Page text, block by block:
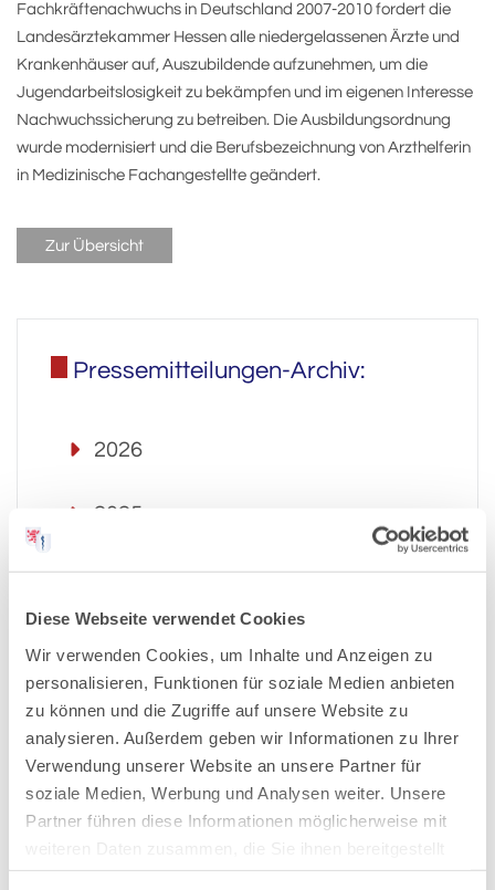
Diese Webseite verwendet Cookies
Wir verwenden Cookies, um Inhalte und Anzeigen zu
personalisieren, Funktionen für soziale Medien anbieten
zu können und die Zugriffe auf unsere Website zu
analysieren. Außerdem geben wir Informationen zu Ihrer
Verwendung unserer Website an unsere Partner für
soziale Medien, Werbung und Analysen weiter. Unsere
Partner führen diese Informationen möglicherweise mit
haben oder die sie im Rahmen Ihrer Nutzung der Dienste
Fachkräftenachwuchs in Deutschland 2007-2010 fordert die
Landesärztekammer Hessen alle niedergelassenen Ärzte und
Krankenhäuser auf, Auszubildende aufzunehmen, um die
Jugendarbeitslosigkeit zu bekämpfen und im eigenen Interesse
Nachwuchssicherung zu betreiben. Die Ausbildungsordnung
wurde modernisiert und die Berufsbezeichnung von Arzthelferin
in Medizinische Fachangestellte geändert.
Zur Übersicht
Pressemitteilungen-Archiv:
2026
2025
2024
2022
2021